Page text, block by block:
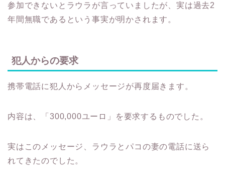
参加できないとラウラが言っていましたが、実は過去2
年間無職であるという事実が明かされます。
犯人からの要求
携帯電話に犯人からメッセージが再度届きます。
内容は、「300,000ユーロ」を要求するものでした。
実はこのメッセージ、ラウラとパコの妻の電話に送ら
れてきたのでした。